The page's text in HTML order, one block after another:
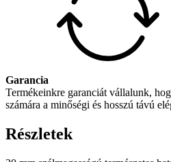
Garancia
Termékeinkre garanciát vállalunk,
számára a minőségi és hosszú távú
Részletek